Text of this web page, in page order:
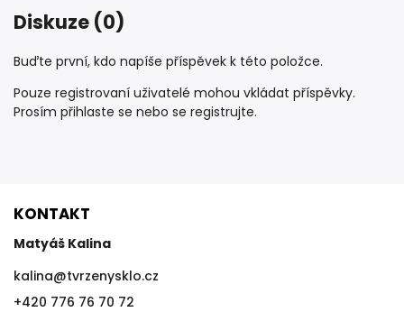
Diskuze (0)
Buďte první, kdo napíše příspěvek k této položce.
Pouze registrovaní uživatelé mohou vkládat příspěvky.
Prosím přihlaste se nebo se registrujte.
KONTAKT
Matyáš Kalina
kalina@tvrzenysklo.cz
+420 776 76 70 72